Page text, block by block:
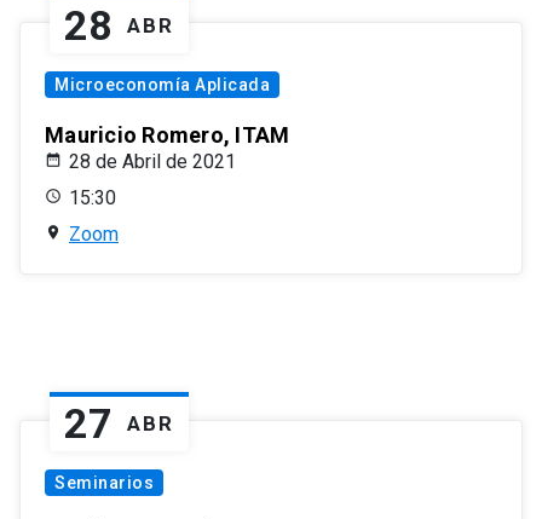
28 ABR
Microeconomía Aplicada
Mauricio Romero, ITAM
28 de Abril de 2021
15:30
Zoom
27 ABR
Seminarios